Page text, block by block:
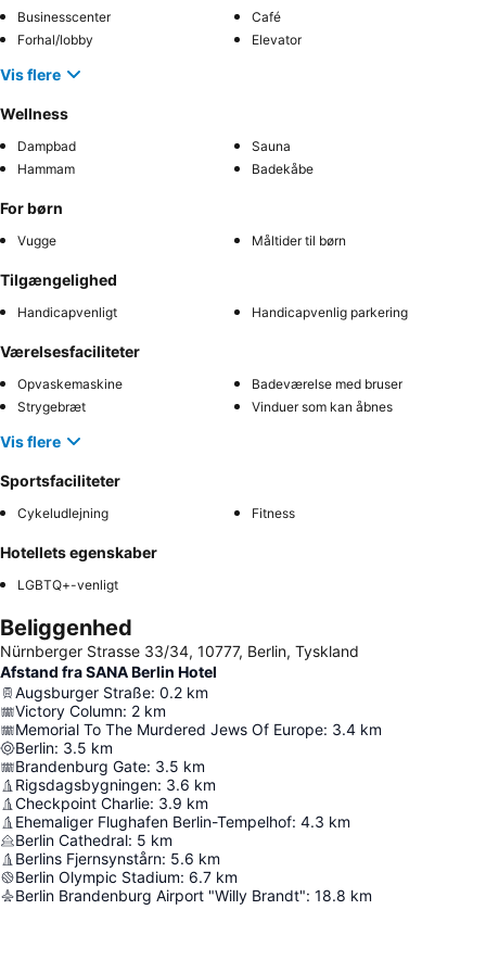
Businesscenter
Café
Forhal/lobby
Elevator
Vis flere
Wellness
Dampbad
Sauna
Hammam
Badekåbe
For børn
Vugge Måltider til børn
Tilgængelighed
Handicapvenligt Handicapvenlig parkering
Værelsesfaciliteter
Opvaskemaskine
Badeværelse med bruser
Strygebræt
Vinduer som kan åbnes
Vis flere
Sportsfaciliteter
Cykeludlejning Fitness
Hotellets egenskaber
LGBTQ+-venligt
Beliggenhed
Nürnberger Strasse 33/34, 10777, Berlin, Tyskland
Afstand fra SANA Berlin Hotel
Augsburger Straße: 0.2 km
Victory Column: 2 km
Memorial To The Murdered Jews Of Europe: 3.4 km
Berlin: 3.5 km
Brandenburg Gate: 3.5 km
Rigsdagsbygningen: 3.6 km
Checkpoint Charlie: 3.9 km
Ehemaliger Flughafen Berlin-Tempelhof: 4.3 km
Berlin Cathedral: 5 km
Berlins Fjernsynstårn: 5.6 km
Berlin Olympic Stadium: 6.7 km
Berlin Brandenburg Airport "Willy Brandt": 18.8 km